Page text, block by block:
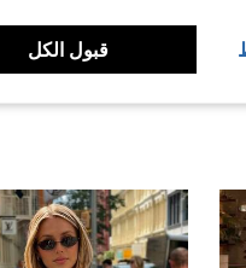
قبول الكل